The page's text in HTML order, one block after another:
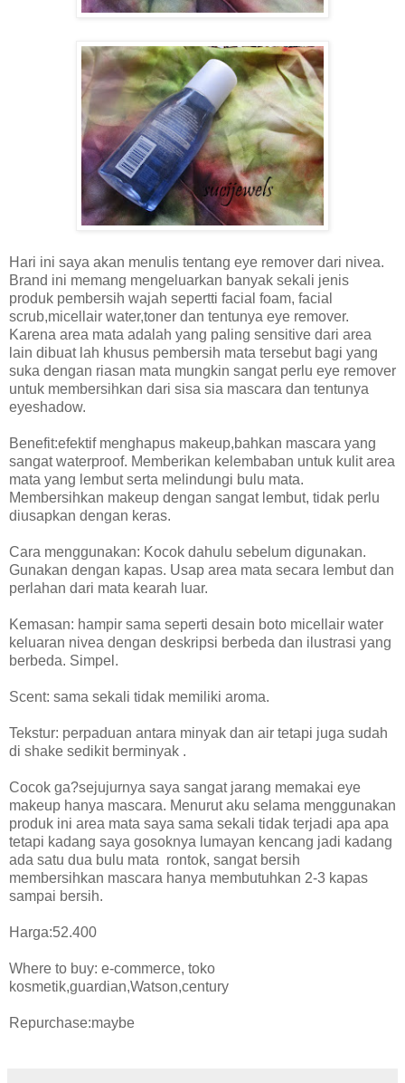
Hari ini saya akan menulis tentang eye remover dari nivea.
Brand ini memang mengeluarkan banyak sekali jenis
produk pembersih wajah sepertti facial foam, facial
scrub,micellair water,toner dan tentunya eye remover.
Karena area mata adalah yang paling sensitive dari area
lain dibuat lah khusus pembersih mata tersebut bagi yang
suka dengan riasan mata mungkin sangat perlu eye remover
untuk membersihkan dari sisa sia mascara dan tentunya
eyeshadow.
Benefit:efektif menghapus makeup,bahkan mascara yang
sangat waterproof. Memberikan kelembaban untuk kulit area
mata yang lembut serta melindungi bulu mata.
Membersihkan makeup dengan sangat lembut, tidak perlu
diusapkan dengan keras.
Cara menggunakan: Kocok dahulu sebelum digunakan.
Gunakan dengan kapas. Usap area mata secara lembut dan
perlahan dari mata kearah luar.
Kemasan: hampir sama seperti desain boto micellair water
keluaran nivea dengan deskripsi berbeda dan ilustrasi yang
berbeda. Simpel.
Scent: sama sekali tidak memiliki aroma.
Tekstur: perpaduan antara minyak dan air tetapi juga sudah
di shake sedikit berminyak .
Cocok ga?sejujurnya saya sangat jarang memakai eye
makeup hanya mascara. Menurut aku selama menggunakan
produk ini area mata saya sama sekali tidak terjadi apa apa
tetapi kadang saya gosoknya lumayan kencang jadi kadang
ada satu dua bulu mata rontok, sangat bersih
membersihkan mascara hanya membutuhkan 2-3 kapas
sampai bersih.
Harga:52.400
Where to buy: e-commerce, toko
kosmetik,guardian,Watson,century
Repurchase:maybe